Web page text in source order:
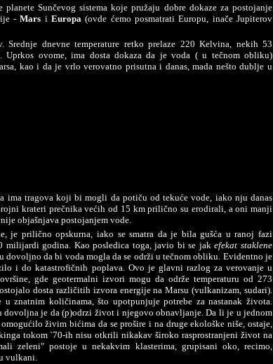
Sunčevog sistema koje pružaju dobre dokaze za postojanje
-Mars iEuropa(ovde ćemo posmatrati Europu, inače Jupiterov
Srednje dnevne temperature retko prelaze 220 Kelvina, nekih 53
Uprkos ovome, ima dosta dokaza da je voda ( u tečnom obliku)
kao i da je vrlo verovatno prisutna i danas, mada nešto dublje u
ima tragova koji bi mogli da potiču od tekuće vode, iako nju danas
krateri prečnika većih od 15 km prilično su erodirali, a oni manji
objašnjava postojanjem vode.
je prilično opskurna, iako se smatra da je bila gušća u ranoj fazi
milijardi godina. Kao posledica toga, javio bi se jakefekat staklene
dovoljno da bi voda mogla da se održi u tečnom obliku. Evidentno je
i do katastrofičnih poplava. Ovo je glavni razlog za verovanje u
gde geotermalni izvori mogu da održe temperaturu od 273
dosta različitih izvora energije na Marsu (vulkanizam, sudari).
znatnim količinama, što upotpunjuje potrebe za nastanak života.
dovoljna je da (p)odrzi život i njegovo obnavljanje. Da li je u jednom
živim bićima da se prošire i na druge ekološke niše, ostaje,
tokom `70-ih nisu otkrili nikakav široko rasprostranjeni život na
zeleni" postoje u nekakvim klasterima, grupisani oko, recimo,
vulkani.